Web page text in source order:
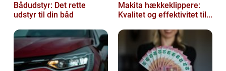
Bådudstyr: Det rette
udstyr til din båd
Makita hækkeklippere:
Kvalitet og effektivitet til...